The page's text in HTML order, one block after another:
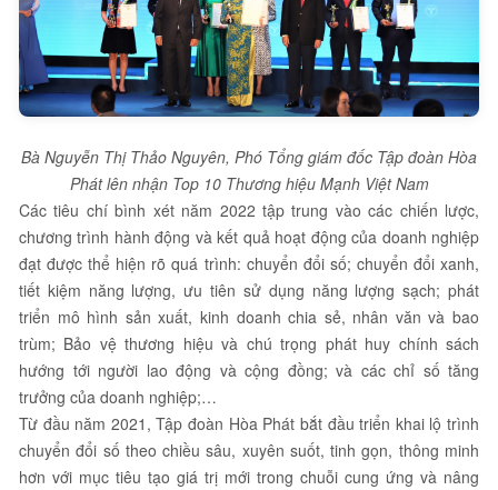
Bà Nguyễn Thị Thảo Nguyên, Phó Tổng giám đốc Tập đoàn Hòa
Phát lên nhận Top 10 Thương hiệu Mạnh Việt Nam
Các tiêu chí bình xét năm 2022 tập trung vào các chiến lược,
chương trình hành động và kết quả hoạt động của doanh nghiệp
đạt được thể hiện rõ quá trình: chuyển đổi số; chuyển đổi xanh,
tiết kiệm năng lượng, ưu tiên sử dụng năng lượng sạch; phát
triển mô hình sản xuất, kinh doanh chia sẻ, nhân văn và bao
trùm; Bảo vệ thương hiệu và chú trọng phát huy chính sách
hướng tới người lao động và cộng đồng; và các chỉ số tăng
trưởng của doanh nghiệp;…
Từ đầu năm 2021, Tập đoàn Hòa Phát bắt đầu triển khai lộ trình
chuyển đổi số theo chiều sâu, xuyên suốt, tinh gọn, thông minh
hơn với mục tiêu tạo giá trị mới trong chuỗi cung ứng và nâng